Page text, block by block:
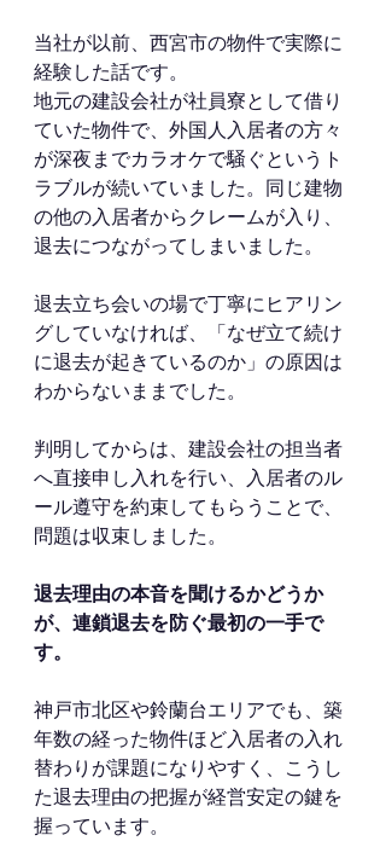
当社が以前、西宮市の物件で実際に
経験した話です。
地元の建設会社が社員寮として借り
ていた物件で、外国人入居者の方々
が深夜までカラオケで騒ぐというト
ラブルが続いていました。同じ建物
の他の入居者からクレームが入り、
退去につながってしまいました。
退去立ち会いの場で丁寧にヒアリン
グしていなければ、「なぜ立て続け
に退去が起きているのか」の原因は
わからないままでした。
判明してからは、建設会社の担当者
へ直接申し入れを行い、入居者のル
ール遵守を約束してもらうことで、
問題は収束しました。
退去理由の本音を聞けるかどうか
が、連鎖退去を防ぐ最初の一手で
す。
神戸市北区や鈴蘭台エリアでも、築
年数の経った物件ほど入居者の入れ
替わりが課題になりやすく、こうし
た退去理由の把握が経営安定の鍵を
握っています。